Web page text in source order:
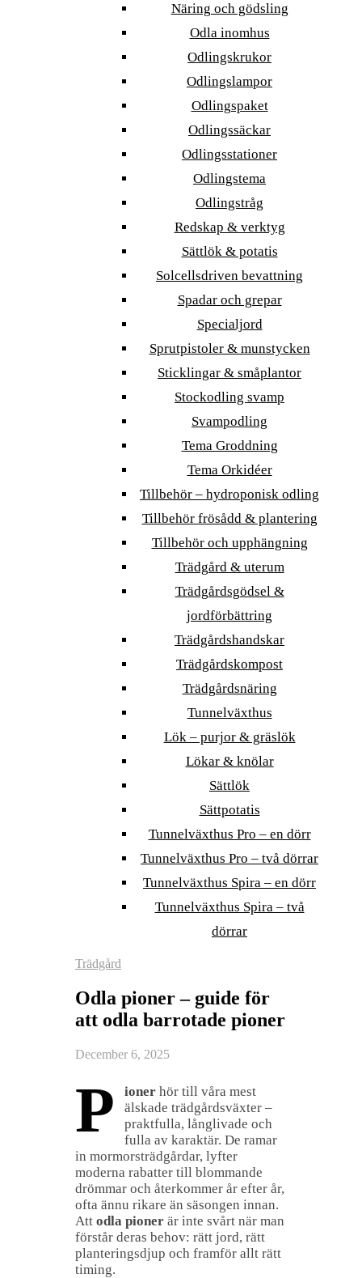
Näring och gödsling
Odla inomhus
Odlingskrukor
Odlingslampor
Odlingspaket
Odlingssäckar
Odlingsstationer
Odlingstema
Odlingstråg
Redskap & verktyg
Sättlök & potatis
Solcellsdriven bevattning
Spadar och grepar
Specialjord
Sprutpistoler & munstycken
Sticklingar & småplantor
Stockodling svamp
Svampodling
Tema Groddning
Tema Orkidéer
Tillbehör – hydroponisk odling
Tillbehör frösådd & plantering
Tillbehör och upphängning
Trädgård & uterum
Trädgårdsgödsel &
jordförbättring
Trädgårdshandskar
Trädgårdskompost
Trädgårdsnäring
Tunnelväxthus
Lök – purjor & gräslök
Lökar & knölar
Sättlök
Sättpotatis
Tunnelväxthus Pro – en dörr
Tunnelväxthus Pro – två dörrar
Tunnelväxthus Spira – en dörr
Tunnelväxthus Spira – två
dörrar
Trädgård
Odla pioner – guide för
att odla barrotade pioner
December 6, 2025
P ioner hör till våra mest
älskade trädgårdsväxter –
praktfulla, långlivade och
fulla av karaktär. De ramar
in mormorsträdgårdar, lyfter
moderna rabatter till blommande
drömmar och återkommer år efter år,
ofta ännu rikare än säsongen innan.
Att odla pioner är inte svårt när man
förstår deras behov: rätt jord, rätt
planteringsdjup och framför allt rätt
timing.